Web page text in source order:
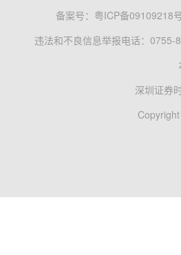
备案号： 粤ICP备09109218
违法和不良信息举报电话：0755-
深圳证券